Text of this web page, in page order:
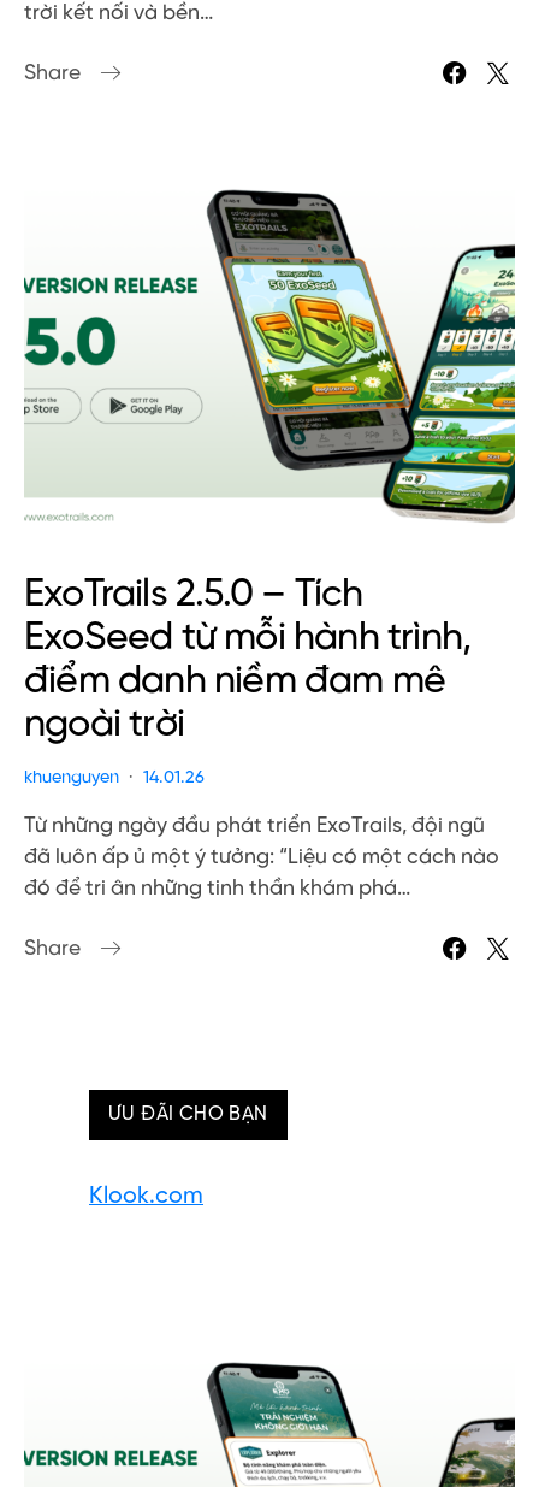
trời kết nối và bền…
Share
ExoTrails 2.5.0 – Tích
ExoSeed từ mỗi hành trình,
điểm danh niềm đam mê
ngoài trời
khuenguyen 14.01.26
Từ những ngày đầu phát triển ExoTrails, đội ngũ
đã luôn ấp ủ một ý tưởng: “Liệu có một cách nào
đó để tri ân những tinh thần khám phá…
Share
ƯU ĐÃI CHO BẠN
Klook.com